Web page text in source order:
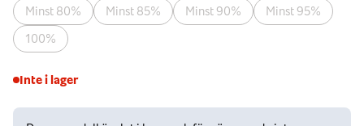
Minst 80% Minst 85% Minst 90%
Minst 95%
100%
Inte i lager